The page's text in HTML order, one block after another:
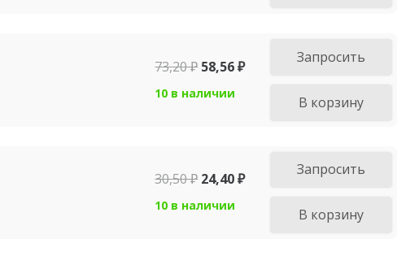
73,20₽ 58,56₽
10 в наличии
Запросить
В корзину
30,50₽ 24,40₽
10 в наличии
Запросить
В корзину